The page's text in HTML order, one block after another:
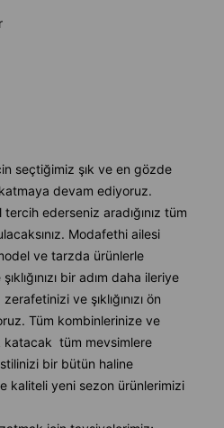
seçtiğimiz şık ve en gözde
devam ediyoruz.
ederseniz aradığınız tüm
Modafethi ailesi
ve tarzda ürünlerle
bir adım daha ileriye
ve şıklığınızı ön
Tüm kombinlerinize ve
katacak tüm mevsimlere
bir bütün haline
kaliteli yeni sezon ürünlerimizi